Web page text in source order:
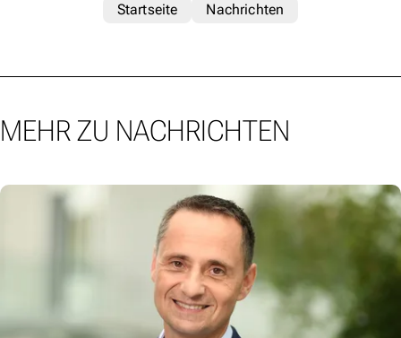
Startseite
Nachrichten
MEHR ZU NACHRICHTEN